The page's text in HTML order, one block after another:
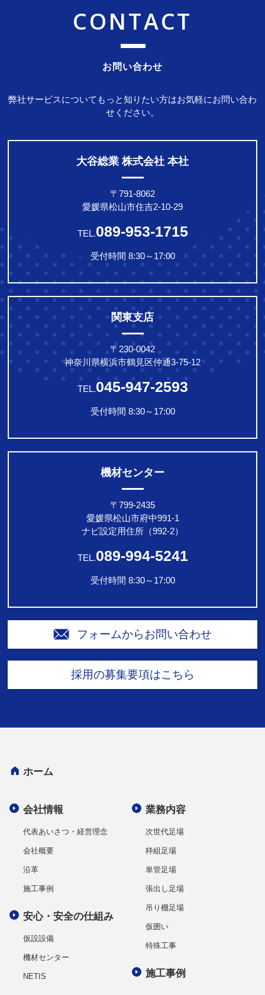
CONTACT
お問い合わせ
弊社サービスについてもっと知りたい方はお気軽にお問い合わ
せください。
大谷総業 株式会社 本社
〒791-8062
愛媛県松山市住吉2-10-29
TEL.089-953-1715
受付時間 8:30～17:00
関東支店
〒230-0042
神奈川県横浜市鶴見区仲通3-75-12
TEL.045-947-2593
受付時間 8:30～17:00
機材センター
〒799-2435
愛媛県松山市府中991-1
ナビ設定用住所（992-2）
TEL.089-994-5241
受付時間 8:30～17:00
フォームからお問い合わせ
採用の募集要項はこちら
ホーム
会社情報
代表あいさつ・経営理念
会社概要
沿革
施工事例
安心・安全の仕組み
仮設設備
機材センター
NETIS
業務内容
次世代足場
枠組足場
単管足場
張出し足場
吊り棚足場
仮囲い
特殊工事
施工事例